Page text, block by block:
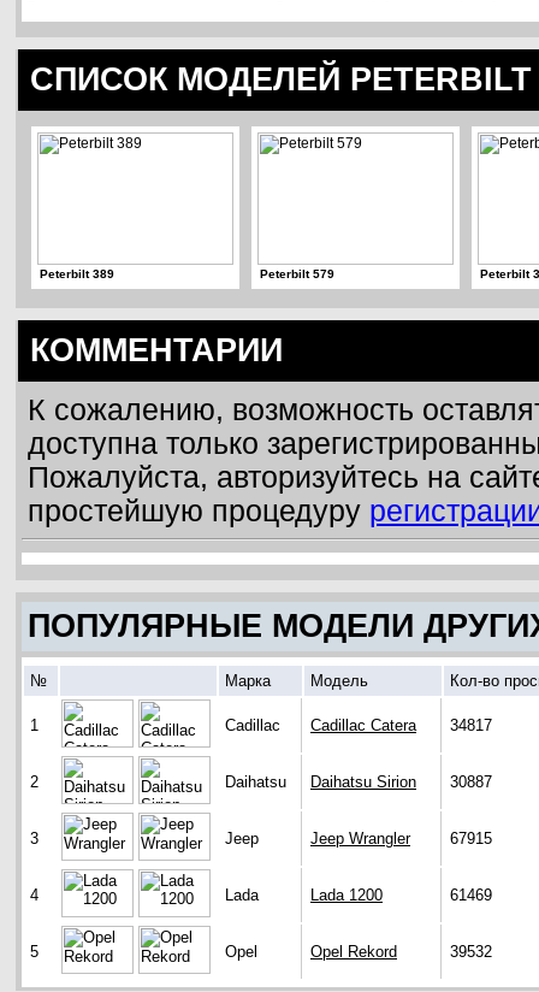
СПИСОК МОДЕЛЕЙ PETERBILT
Peterbilt 389 Peterbilt 579 Peterbilt
КОММЕНТАРИИ
К сожалению, возможность
доступна только
Пожалуйста, авторизуйтесь на
простейшую процедуру
ПОПУЛЯРНЫЕ МОДЕЛИ
№ Марка Модель Кол-во
1 Cadillac Cadillac Catera 34817
2 Daihatsu Daihatsu Sirion 30887
3 Jeep Jeep Wrangler 67915
4 Lada Lada 1200 61469
5 Opel Opel Rekord 39532